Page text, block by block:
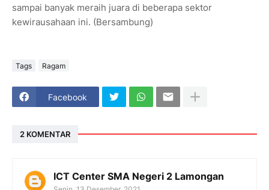
sampai banyak meraih juara di beberapa sektor
kewirausahaan ini. (Bersambung)
Tags Ragam
Facebook
2 KOMENTAR
ICT Center SMA Negeri 2 Lamongan